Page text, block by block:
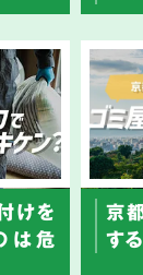
けを
は危
京
す